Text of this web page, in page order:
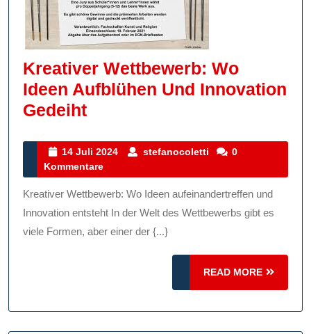
Kreativer Wettbewerb: Wo
Ideen Aufblühen Und Innovation
GedeihtKreativer
Wo
Ideen
Aufblühen
Und
Innovation
14 Juli 2024
14
2024
stefanocoletti stefanocoletti
0
Kommentare
Kreativer Wettbewerb: Wo Ideen aufeinandertreffen und
Innovation entsteht In der Welt des Wettbewerbs gibt es
viele Formen, aber einer der {...}
READ MORE
READ
MORE